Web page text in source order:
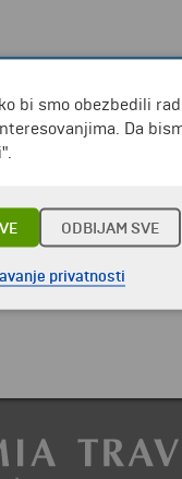
bi smo obezbedili
Da
ODBIJAM SVE
privatnosti